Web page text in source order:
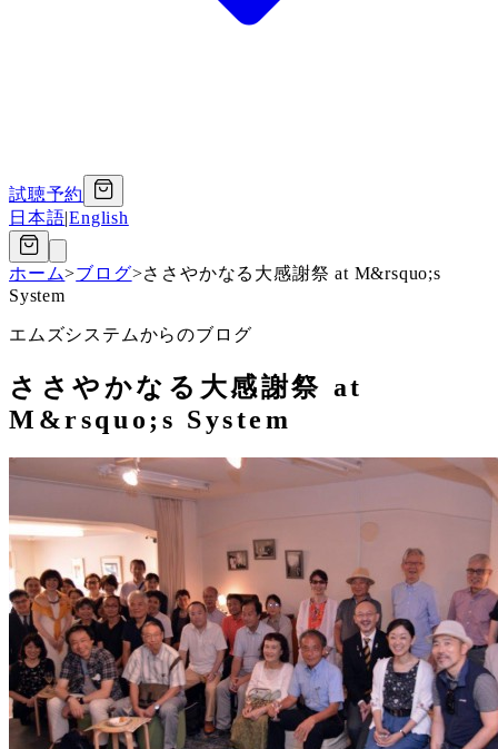
試聴予約
日本語|English
ホーム>ブログ>ささやかなる大感謝祭 at M&rsquo;s
System
エムズシステムからのブログ
ささやかなる大感謝祭 at
M&rsquo;s System